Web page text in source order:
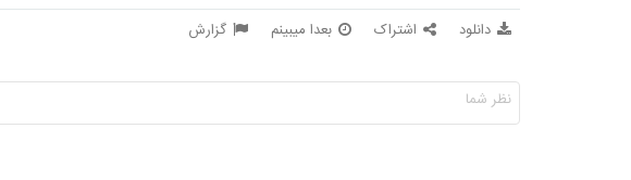
دانلود اشتراک بعدا میبینم گزارش